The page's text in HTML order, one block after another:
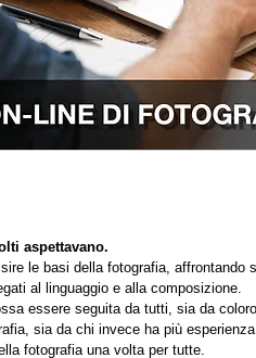
aspettavano.
le basi della fotografia, affrontando
al linguaggio e alla composizione.
essere seguita da tutti, sia da
sia da chi invece ha più
fotografia una volta per tutte.